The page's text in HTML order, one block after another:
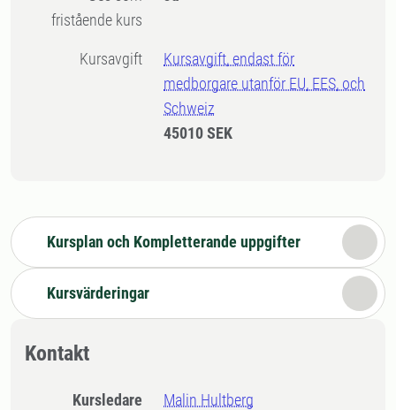
fristående kurs
Kursavgift
Kursavgift, endast för
medborgare utanför EU, EES, och
Schweiz
45010 SEK
Kursplan och Kompletterande uppgifter
Kursvärderingar
Kontakt
Kursledare Malin Hultberg